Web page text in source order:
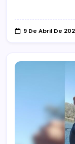
9 De Abril De